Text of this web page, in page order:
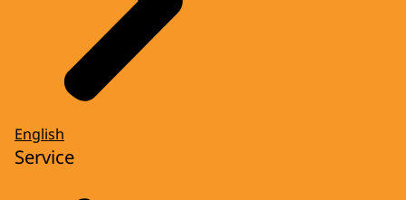
English
Service